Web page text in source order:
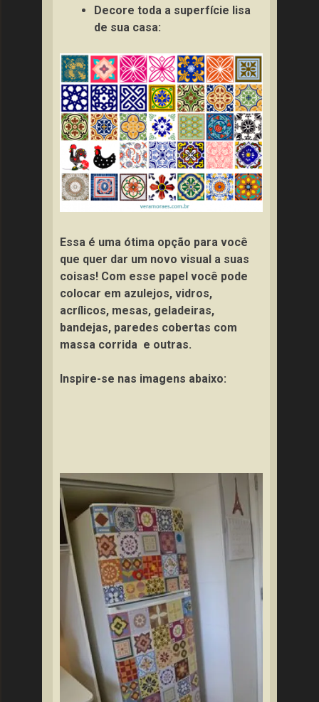
Decore toda a superfície lisa
de sua casa:
Essa é uma ótima opção para você
que quer dar um novo visual a suas
coisas! Com esse papel você pode
colocar em azulejos, vidros,
acrílicos, mesas, geladeiras,
bandejas, paredes cobertas com
massa corrida e outras.
Inspire-se nas imagens abaixo: